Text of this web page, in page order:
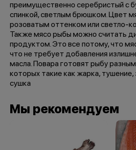
преимущественно серебристый с
спинкой, светлым брюшком. Цвет
розоватым оттенком или светло-
Также мясо рыбы можно считать
продуктом. Это все потому, что
что не требует добавления
масла. Повара готовят рыбу
которых такие как жарка, тушение,
сушка
Мы рекомендуем